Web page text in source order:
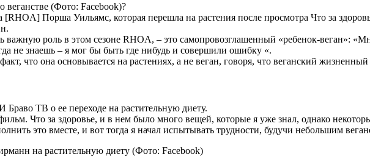
веганстве (Фото: Facebook)?
Порша Уильямс, которая перешла на растения после просмотра Что за
важную роль в этом сезоне RHOA, – это самопровозглашенный «ребенок-веган»:
не знаешь – я мог бы быть где нибудь и совершили ошибку «.
что она основывается на растениях, а не веган, говоря, что веганский
ТВ о ее переходе на растительную диету.
Что за здоровье, и в нем было много вещей, которые я уже знал, однако
это вместе, и вот тогда я начал испытывать трудности, будучи небольшим
на растительную диету (Фото: Facebook)